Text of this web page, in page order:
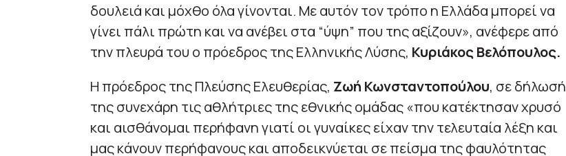
δουλειά και μόχθο όλα γίνονται. Με αυτόν τον τρόπο η Ελλάδα μπορεί να
γίνει πάλι πρώτη και να ανέβει στα “ύψη” που της αξίζουν», ανέφερε από
την πλευρά του ο πρόεδρος της Ελληνικής Λύσης, Κυριάκος Βελόπουλος.
H πρόεδρος της Πλεύσης Ελευθερίας, Ζωή Κωνσταντοπούλου, σε δήλωσή
της συνεχάρη τις αθλήτριες της εθνικής ομάδας «που κατέκτησαν χρυσό
και αισθάνομαι περήφανη γιατί οι γυναίκες είχαν την τελευταία λέξη και
μας κάνουν περήφανους και αποδεικνύεται σε πείσμα της φαυλότητας